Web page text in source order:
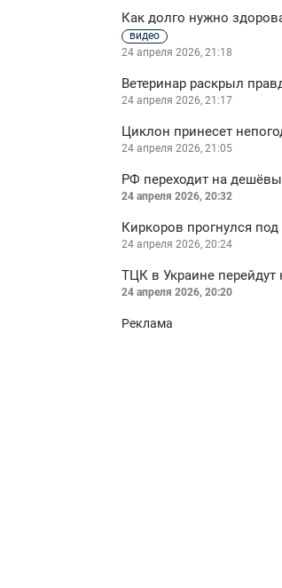
Как долго нужно
видео
24 апреля 2026, 21:18
Ветеринар раскрыл
24 апреля 2026, 21:17
Циклон принесет
24 апреля 2026, 21:05
РФ переходит на
24 апреля 2026, 20:32
Киркоров прогнулся
24 апреля 2026, 20:24
ТЦК в Украине
24 апреля 2026, 20:20
Реклама